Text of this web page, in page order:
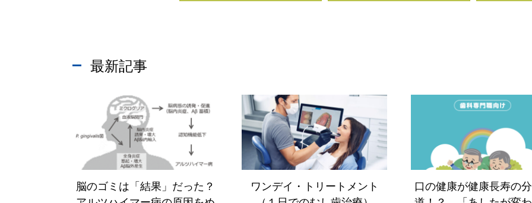
最新記事
脳のゴミは「結果」だった？
ワンデイ・トリートメント
口の健康が健康長寿の